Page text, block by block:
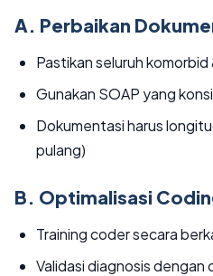
A. Perbaikan
Pastikan seluruh komorbid
Gunakan SOAP yang
Dokumentasi harus
pulang)
B. Optimalisasi
Training coder secara
Validasi diagnosis dengan